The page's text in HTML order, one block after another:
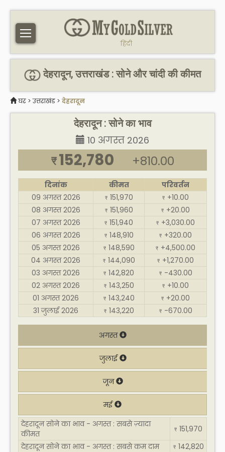
हिंदी
देहरादून, उत्तराखंड : सोने और चांदी की कीमत
घर >उत्तराखंड > देहरादून
देहरादून : सोने का भाव
10 अगस्त 2026
₹ 152,780 +810.00
दिनांक कीमत
परिवर्तन
09 अगस्त 2026
₹ 151,970 ₹ +10.00
08 अगस्त 2026
₹ 151,960 ₹ +20.00
07 अगस्त 2026
₹ 151,940 ₹ +3,030.00
06 अगस्त 2026
₹ 148,910 ₹ +320.00
05 अगस्त 2026
₹ 148,590 ₹ +4,500.00
04 अगस्त 2026
₹ 144,090 ₹ +1,270.00
03 अगस्त 2026
₹ 142,820 ₹ -430.00
02 अगस्त 2026
₹ 143,250 ₹ +10.00
01 अगस्त 2026
₹ 143,240 ₹ +20.00
31 जुलाई 2026
₹ 143,220 ₹ -670.00
अगस्त
जुलाई
जून
मई
देहरादून सोने का भाव - अगस्त : सबसे ज़्यादा
कीमत
₹ 151,970
देहरादून सोने का भाव - अगस्त : सबसे कम दाम
₹ 142,820